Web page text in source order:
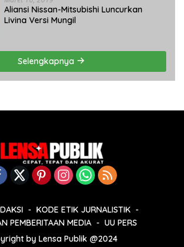
Aliansi Nissan-Mitsubishi Luncurkan
Livina Versi Mungil
Selengkapnya
KODE ETIK JURNALISTIK
PEMBERITAAN MEDIA
UU PERS
by Lensa Publik @2024